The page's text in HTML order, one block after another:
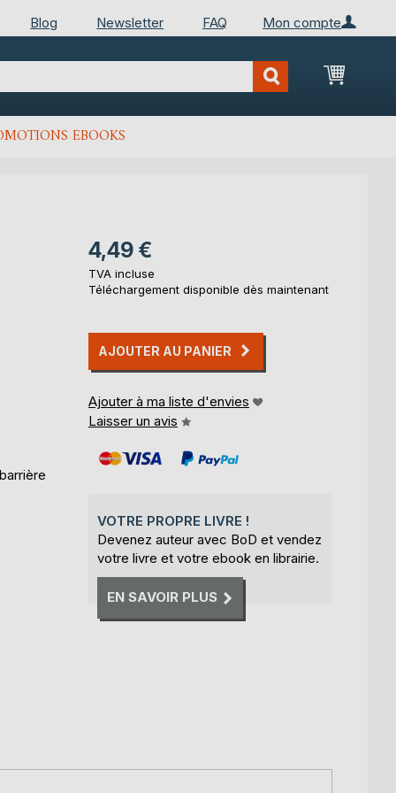
Mon compte
Blog Newsletter FAQ
Mon
EBOOKS
4,49 €
TVA incluse
Téléchargement disponible dès maintenant
AJOUTER AU PANIER
Ajouter à ma liste d'envies
Laisser un avis
VOTRE PROPRE LIVRE !
Devenez auteur avec BoD et vendez
votre livre et votre ebook en librairie.
EN SAVOIR PLUS